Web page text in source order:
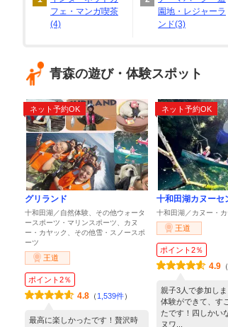
フェ・マンガ喫茶
(4)
園地・レジャーラ
ンド(3)
青森の遊び・体験スポット
ネット予約OK
グリランド
十和田湖／自然体験、その他ウォータ
ースポーツ・マリンスポーツ、カヌ
ー・カヤック、その他雪・スノースポ
ーツ
王道
ポイント2％
4.8 （ 1,539件）
最高に楽しかったです！贅沢時
ネット予約OK
十和田湖カヌーセ
十和田湖／カヌー・カ
王道
ポイント2％
4.9 （
親子3人で参加し
体験ができて、す
たです！四しかい
ヌワ...